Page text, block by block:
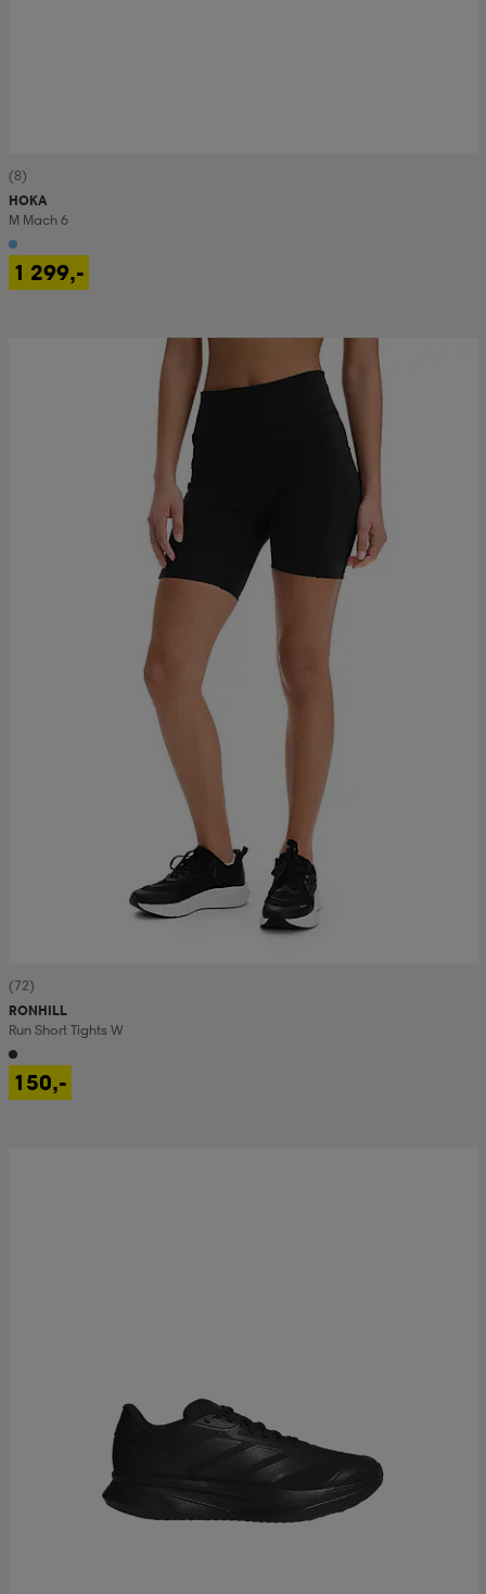
(8)
HOKA
M Mach 6
1 299,-
(72)
RONHILL
Run Short Tights W
150,-